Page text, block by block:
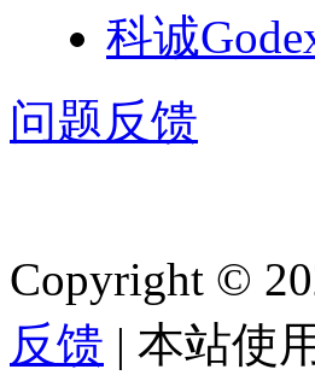
科诚
问题反馈
Copyright ©
反馈 | 本站使